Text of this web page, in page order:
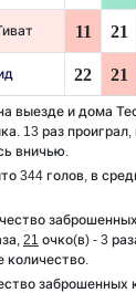
11 21
22 21
выезде и дома
13 раз
вничью.
344 голов, в
21 очко(в) - 3
количество.
заброшенных